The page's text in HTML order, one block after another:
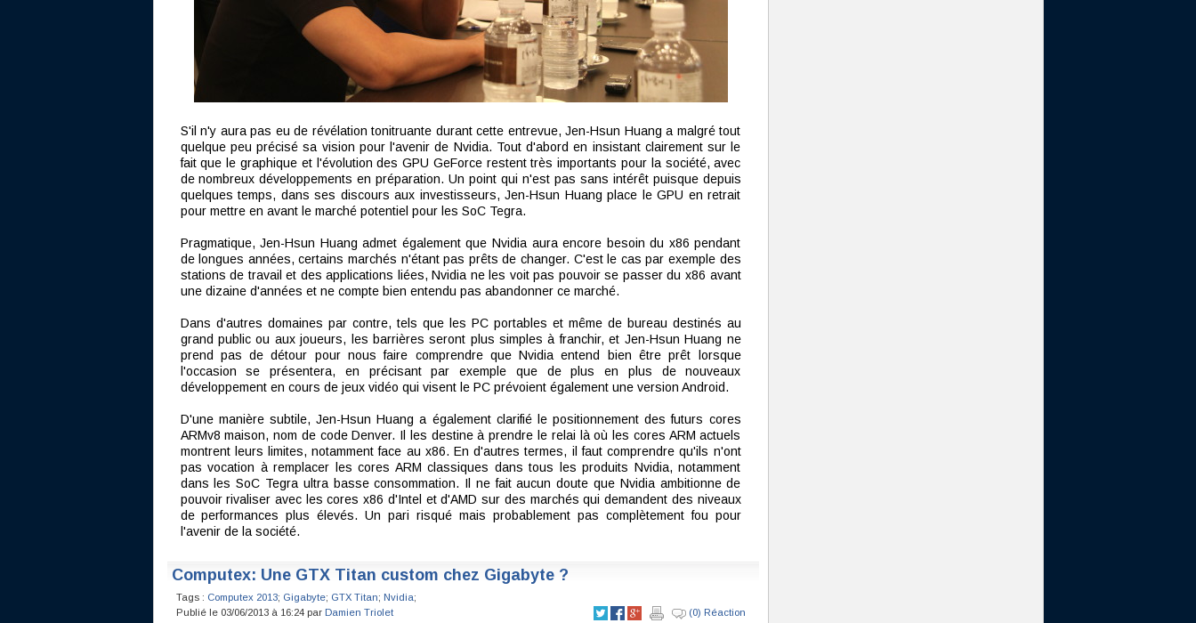
S'il n'y aura pas eu de révélation tonitruante durant cette entrevue, Jen-Hsun Huang a malgré tout
quelque peu précisé sa vision pour l'avenir de Nvidia. Tout d'abord en insistant clairement sur le
fait que le graphique et l'évolution des GPU GeForce restent très importants pour la société, avec
de nombreux développements en préparation. Un point qui n'est pas sans intérêt puisque depuis
quelques temps, dans ses discours aux investisseurs, Jen-Hsun Huang place le GPU en retrait
pour mettre en avant le marché potentiel pour les SoC Tegra.
Pragmatique, Jen-Hsun Huang admet également que Nvidia aura encore besoin du x86 pendant
de longues années, certains marchés n'étant pas prêts de changer. C'est le cas par exemple des
stations de travail et des applications liées, Nvidia ne les voit pas pouvoir se passer du x86 avant
une dizaine d'années et ne compte bien entendu pas abandonner ce marché.
Dans d'autres domaines par contre, tels que les PC portables et même de bureau destinés au
grand public ou aux joueurs, les barrières seront plus simples à franchir, et Jen-Hsun Huang ne
prend pas de détour pour nous faire comprendre que Nvidia entend bien être prêt lorsque
l'occasion se présentera, en précisant par exemple que de plus en plus de nouveaux
développement en cours de jeux vidéo qui visent le PC prévoient également une version Android.
D'une manière subtile, Jen-Hsun Huang a également clarifié le positionnement des futurs cores
ARMv8 maison, nom de code Denver. Il les destine à prendre le relai là où les cores ARM actuels
montrent leurs limites, notamment face au x86. En d'autres termes, il faut comprendre qu'ils n'ont
pas vocation à remplacer les cores ARM classiques dans tous les produits Nvidia, notamment
dans les SoC Tegra ultra basse consommation. Il ne fait aucun doute que Nvidia ambitionne de
pouvoir rivaliser avec les cores x86 d'Intel et d'AMD sur des marchés qui demandent des niveaux
de performances plus élevés. Un pari risqué mais probablement pas complètement fou pour
l'avenir de la société.
Computex: Une GTX Titan custom chez Gigabyte ?
Tags : Computex 2013; Gigabyte; GTX Titan; Nvidia;
Publié le 03/06/2013 à 16:24 par Damien Triolet (0) Réaction